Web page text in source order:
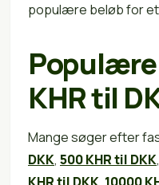
populære beløb for
KHR til
Mange søger efter
DKK, 500 KHR til DKK,